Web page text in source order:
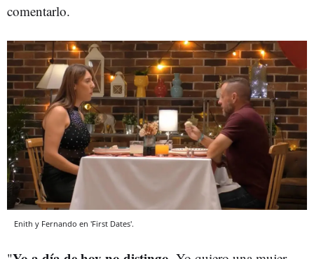
comentarlo.
Enith y Fernando en 'First Dates'.